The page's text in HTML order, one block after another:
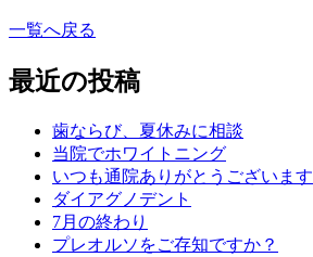
一覧へ戻る
最近の投稿
歯ならび、夏休みに相談
当院でホワイトニング
いつも通院ありがとうございます
ダイアグノデント
7月の終わり
プレオルソをご存知ですか？